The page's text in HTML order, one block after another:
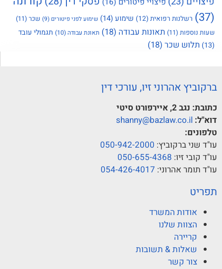
(37)
רשלנות רפואית (12) שימוע(14) שימוע לפני פיטורים (9) שכר (11)
שעות נוספות (11) תאונות עבודה (18) תאונת עבודה (10)
תגמולי עובד
(13)
תלוש שכר (18)
ברקוביץ אהרוני זיו, עורכי דין
כתובת: נגב 2, איירפורט סיטי
דוא"ל: shanny@bazlaw.co.il
טלפונים:
עו"ד שני ברקוביץ: 050-942-2000
עו"ד קובי זיו: 050-655-4368
עו"ד תומר אהרוני: 054-426-4017
תפריט
אודות המשרד
הצוות שלנו
קריירה
שאלות & תשובות
צור קשר